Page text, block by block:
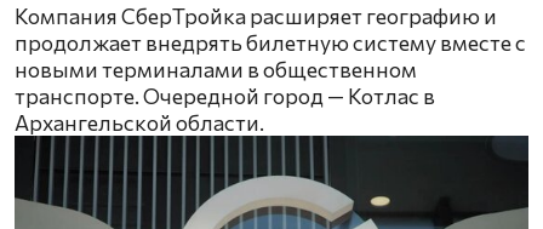
Компания СберТройка расширяет географию и
продолжает внедрять билетную систему вместе с
новыми терминалами в общественном
транспорте. Очередной город — Котлас в
Архангельской области.